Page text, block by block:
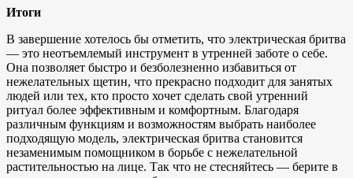
Итоги
В завершение хотелось бы отметить, что электрическая бритва
— это неотъемлемый инструмент в утренней заботе о себе.
Она позволяет быстро и безболезненно избавиться от
нежелательных щетин, что прекрасно подходит для занятых
людей или тех, кто просто хочет сделать свой утренний
ритуал более эффективным и комфортным. Благодаря
различным функциям и возможностям выбрать наиболее
подходящую модель, электрическая бритва становится
незаменимым помощником в борьбе с нежелательной
растительностью на лице. Так что не стесняйтесь — берите в